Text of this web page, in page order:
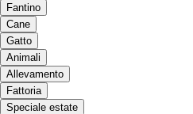
Fantino
Cane
Gatto
Animali
Allevamento
Fattoria
Speciale estate